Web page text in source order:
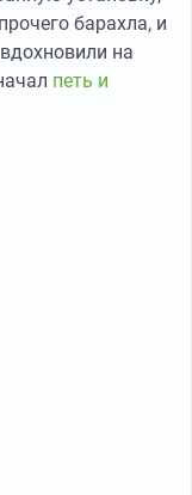
барахла, и
на
петь и